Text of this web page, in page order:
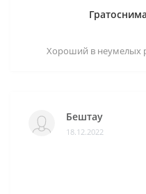
Хороший в неумелых
Бештау
18.12.2022